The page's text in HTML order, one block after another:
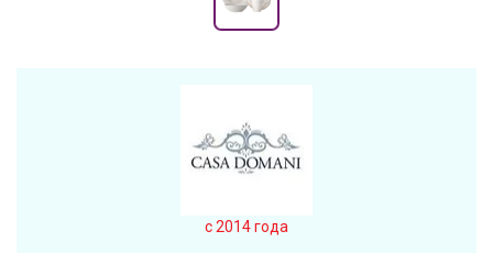
c 2014 года